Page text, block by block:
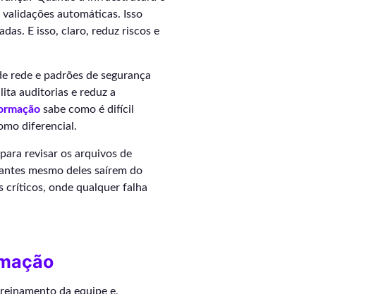
automáticas. Isso
E isso, claro, reduz riscos e
rede e padrões de segurança
auditorias e reduz a
sabe como é difícil
diferencial.
revisar os arquivos de
mesmo deles saírem do
críticos, onde qualquer falha
da equipe e,